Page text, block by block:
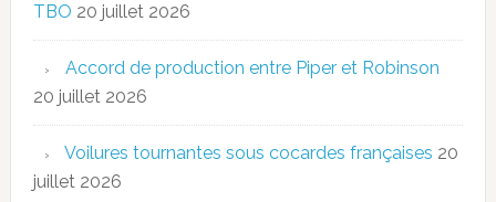
TBO 20 juillet 2026
Accord de production entre Piper et Robinson
20 juillet 2026
Voilures tournantes sous cocardes françaises 20
juillet 2026